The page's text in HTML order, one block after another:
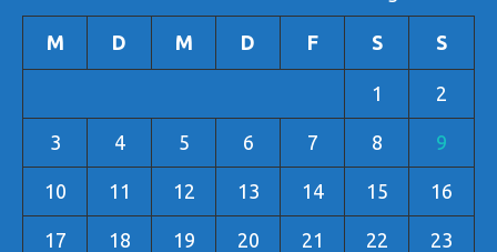
M D M D F S S
1 2
3 4 5 6 7 8 9
10 11 12 13 14 15 16
17 18 19 20 21 22 23